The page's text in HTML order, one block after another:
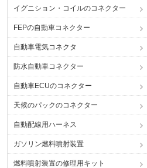
イグニション・コイルのコネクター
FEPの自動車コネクター
自動車電気コネクタ
防水自動車コネクター
自動車ECUのコネクター
天候のパックのコネクター
自動配線用ハーネス
ガソリン燃料噴射装置
燃料噴射装置の修理用キット